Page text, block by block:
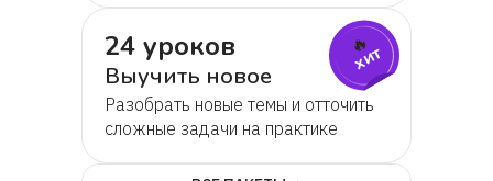
Иван
Натанэль
Елена
24 уроков
Выучить новое
Разобрать новые темы и отточить
сложные задачи на практике
🔥
хит